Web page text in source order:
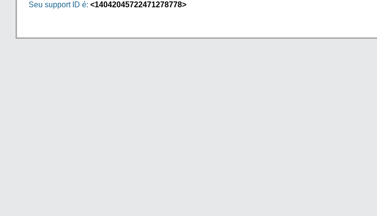
Seu support ID é: <14042045722471278778>